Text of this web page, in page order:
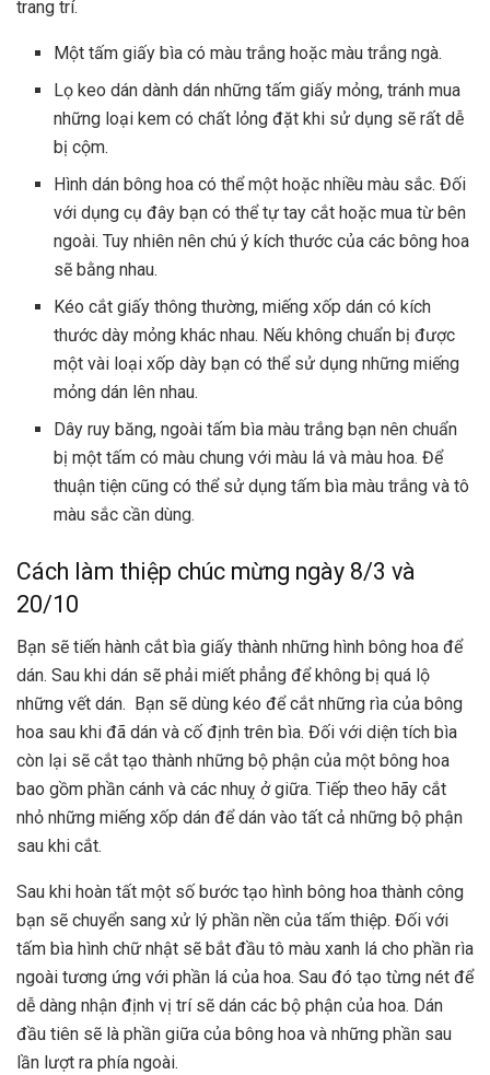
trang trí.
Một tấm giấy bìa có màu trắng hoặc màu trắng ngà.
Lọ keo dán dành dán những tấm giấy mỏng, tránh mua
những loại kem có chất lỏng đặt khi sử dụng sẽ rất dễ
bị cộm.
Hình dán bông hoa có thể một hoặc nhiều màu sắc. Đối
với dụng cụ đây bạn có thể tự tay cắt hoặc mua từ bên
ngoài. Tuy nhiên nên chú ý kích thước của các bông hoa
sẽ bằng nhau.
Kéo cắt giấy thông thường, miếng xốp dán có kích
thước dày mỏng khác nhau. Nếu không chuẩn bị được
một vài loại xốp dày bạn có thể sử dụng những miếng
mỏng dán lên nhau.
Dây ruy băng, ngoài tấm bìa màu trắng bạn nên chuẩn
bị một tấm có màu chung với màu lá và màu hoa. Để
thuận tiện cũng có thể sử dụng tấm bìa màu trắng và tô
màu sắc cần dùng.
Cách làm thiệp chúc mừng ngày 8/3 và
20/10
Bạn sẽ tiến hành cắt bìa giấy thành những hình bông hoa để
dán. Sau khi dán sẽ phải miết phẳng để không bị quá lộ
những vết dán. Bạn sẽ dùng kéo để cắt những rìa của bông
hoa sau khi đã dán và cố định trên bìa. Đối với diện tích bìa
còn lại sẽ cắt tạo thành những bộ phận của một bông hoa
bao gồm phần cánh và các nhuỵ ở giữa. Tiếp theo hãy cắt
nhỏ những miếng xốp dán để dán vào tất cả những bộ phận
sau khi cắt.
Sau khi hoàn tất một số bước tạo hình bông hoa thành công
bạn sẽ chuyển sang xử lý phần nền của tấm thiệp. Đối với
tấm bìa hình chữ nhật sẽ bắt đầu tô màu xanh lá cho phần rìa
ngoài tương ứng với phần lá của hoa. Sau đó tạo từng nét để
dễ dàng nhận định vị trí sẽ dán các bộ phận của hoa. Dán
đầu tiên sẽ là phần giữa của bông hoa và những phần sau
lần lượt ra phía ngoài.